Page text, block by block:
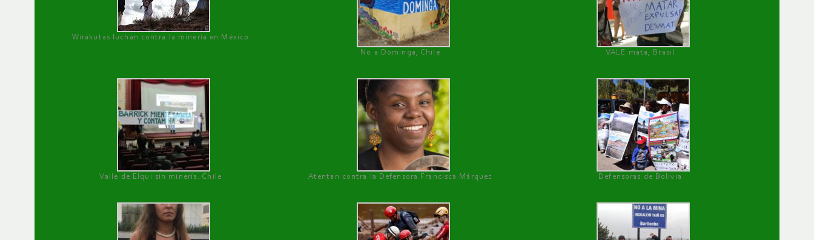
Wirakutas luchan contra la minería en México
No a Dominga, Chile
VALE mata, Brasil
Valle de Elqui sin minería. Chile Atentan contra la Defensora Francisca Márquez Defensoras de Bolivia